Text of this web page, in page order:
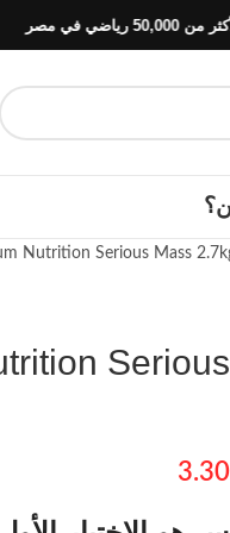
Nutrition Serious Mass